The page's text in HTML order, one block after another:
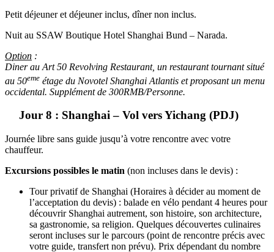
Petit déjeuner et déjeuner inclus, dîner non inclus.
Nuit au SSAW Boutique Hotel Shanghai Bund – Narada.
Option :
Diner au Art 50 Revolving Restaurant, un restaurant tournant situé
au 50eme étage du Novotel Shanghai Atlantis et proposant un menu
occidental. Supplément de 300RMB/Personne.
Jour 8 : Shanghai – Vol vers Yichang (PDJ)
Journée libre sans guide jusqu’à votre rencontre avec votre
chauffeur.
Excursions possibles le matin (non incluses dans le devis) :
Tour privatif de Shanghai (Horaires à décider au moment de
l’acceptation du devis) : balade en vélo pendant 4 heures pour
découvrir Shanghai autrement, son histoire, son architecture,
sa gastronomie, sa religion. Quelques découvertes culinaires
seront incluses sur le parcours (point de rencontre précis avec
votre guide, transfert non prévu). Prix dépendant du nombre